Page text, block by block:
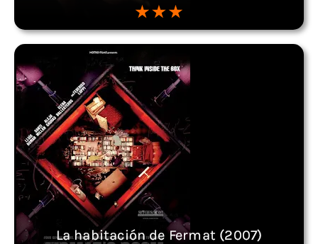
La habitación de Fermat (2007)